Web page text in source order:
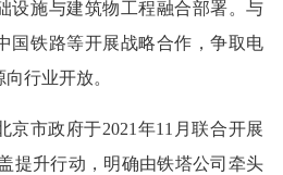
设施与建筑物工程融合部署。与
国铁路等开展战略合作，争取电
行业开放。
京市政府于2021年11月联合开展
提升行动，明确由铁塔公司牵头